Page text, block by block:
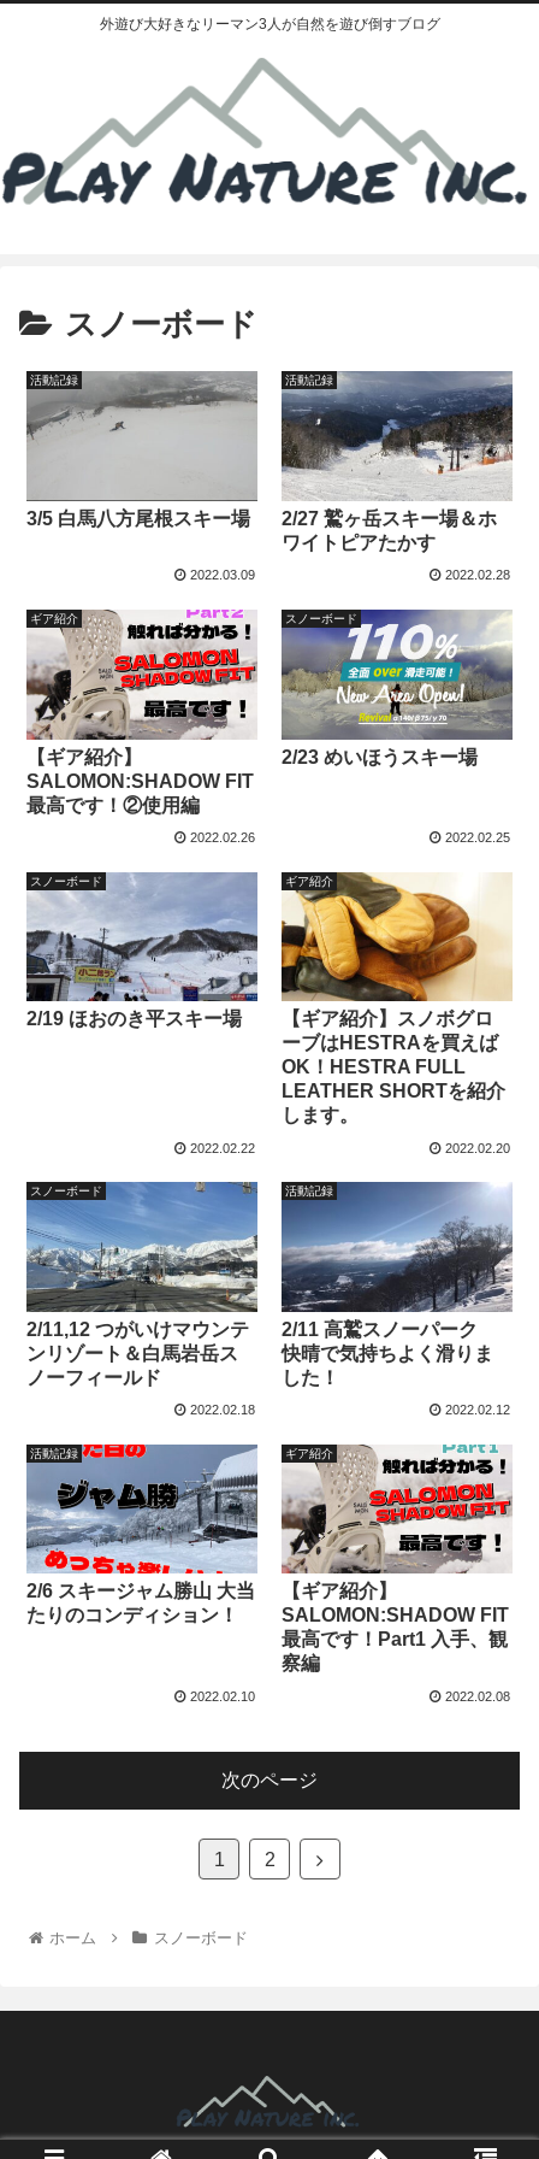
外遊び大好きなリーマン3人が自然を遊び倒すブログ
スノーボード
活動記録
3/5 白馬八方尾根スキー場
2022.03.09
活動記録
2/27 鷲ヶ岳スキー場＆ホ
ワイトピアたかす
2022.02.28
ギア紹介
【ギア紹介】
SALOMON:SHADOW FIT
最高です！②使用編
2022.02.26
スノーボード
2/23 めいほうスキー場
2022.02.25
スノーボード
2/19 ほおのき平スキー場
2022.02.22
ギア紹介
【ギア紹介】スノボグロ
ーブはHESTRAを買えば
OK！HESTRA FULL
LEATHER SHORTを紹介
します。
2022.02.20
スノーボード
2/11,12 つがいけマウンテ
ンリゾート＆白馬岩岳ス
ノーフィールド
2022.02.18
活動記録
2/11 高鷲スノーパーク
快晴で気持ちよく滑りま
した！
2022.02.12
活動記録
2/6 スキージャム勝山 大当
たりのコンディション！
2022.02.10
ギア紹介
【ギア紹介】
SALOMON:SHADOW FIT
最高です！Part1 入手、観
察編
2022.02.08
次のページ
1 2
ホーム スノーボード